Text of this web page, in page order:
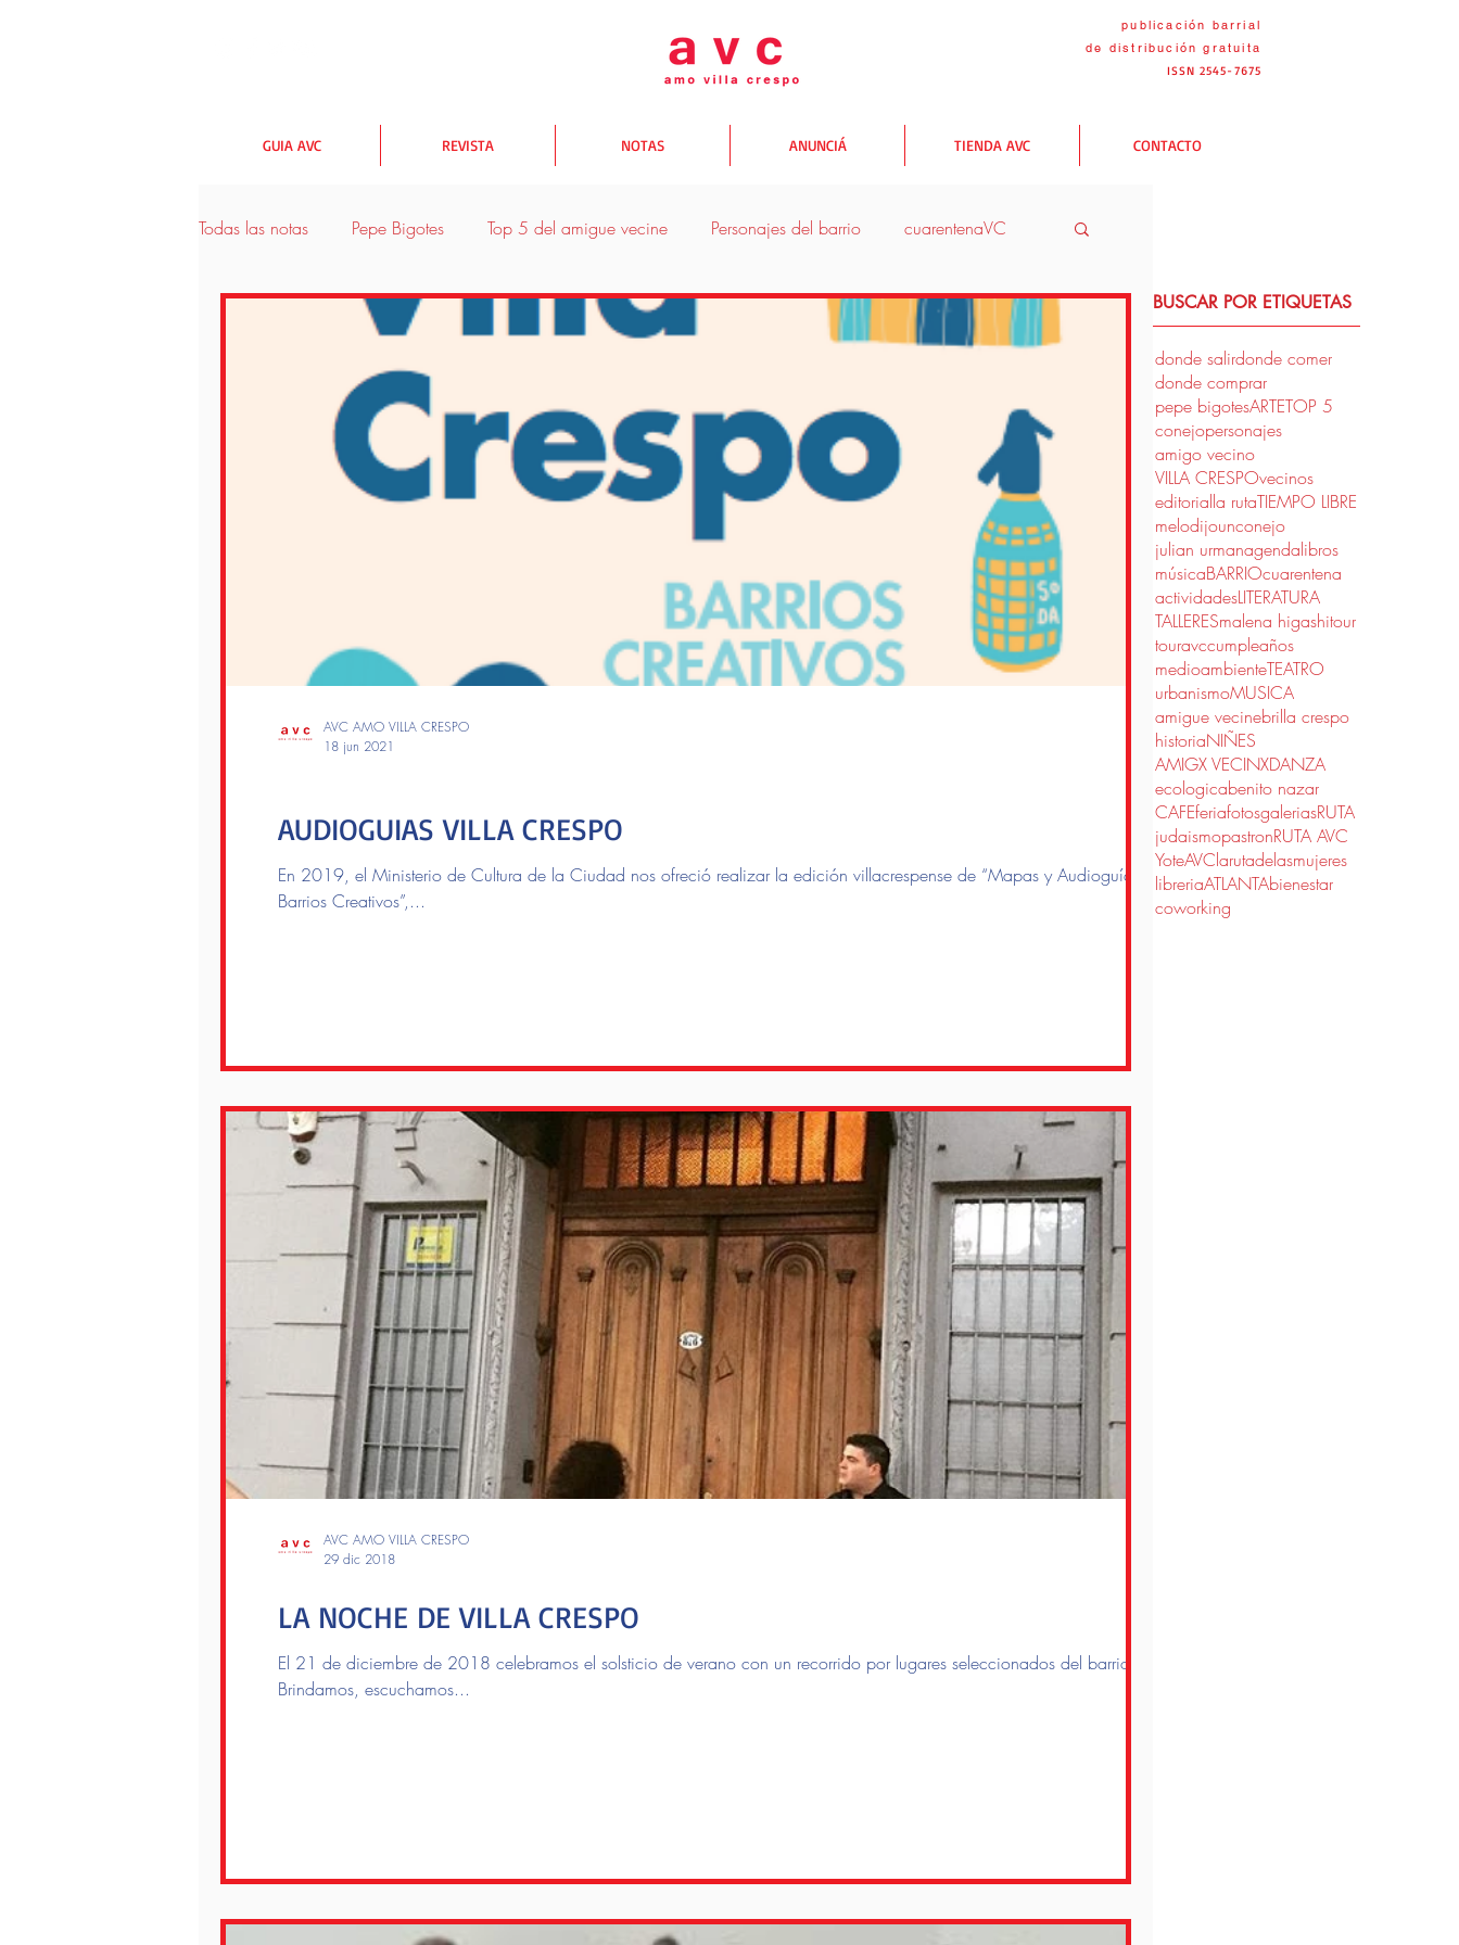
publicación barrial
de distribucióngratuita
ISSN 2545-7675
GUIA AVC REVISTA NOTAS ANUNCIÁ TIENDA AVC CONTACTO
Todas las notas Pepe Bigotes Top 5 del amigue vecine Personajes del barrio cuarentenaVC
urbanismo y medioambiente donde salir donde comprar Yo te AVC
Lectores
AUDIOGUIAS VILLA CRESPO
En 2019, el Ministerio de Cultura de la Ciudad nos ofreció realizar la edición villacrespense de “Mapas y Audioguías
Barrios Creativos”,...
AVC AMO VILLA CRESPO
18 jun 2021
LA NOCHE DE VILLA CRESPO
El 21 de diciembre de 2018 celebramos el solsticio de verano con un recorrido por lugares seleccionados del barrio.
Brindamos, escuchamos...
AVC AMO VILLA CRESPO
29 dic 2018
BUSCAR POR ETIQUETAS
donde salirdonde comer
donde comprar
pepe bigotesARTETOP 5
conejopersonajes
amigo vecino
VILLA CRESPOvecinos
editorialla rutaTIEMPO LIBRE
melodijounconejo
julian urmanagendalibros
músicaBARRIOcuarentena
actividadesLITERATURA
TALLERESmalena higashitour
touravccumpleaños
medioambienteTEATRO
urbanismoMUSICA
amigue vecinebrilla crespo
historiaNIÑES
AMIGX VECINXDANZA
ecologicabenito nazar
CAFEferiafotosgaleriasRUTA
judaismopastronRUTA AVC
YoteAVClarutadelasmujeres
libreriaATLANTAbienestar
coworking